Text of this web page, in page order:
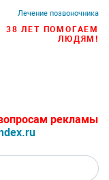
Лечение позвоночника
38 ЛЕТ ПОМОГАЕМ
ЛЮДЯМ!
рекламы